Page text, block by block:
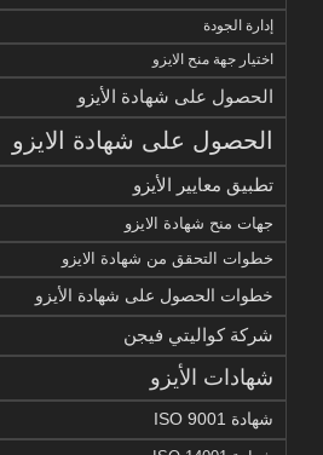
إدارة الجودة
اختيار جهة منح الايزو
الحصول على شهادة الأيزو
الحصول على شهادة الايزو
تطبيق معايير الأيزو
جهات منح شهادة الايزو
خطوات التحقق من شهادة الايزو
خطوات الحصول على شهادة الأيزو
شركة كواليتي فيجن
شهادات الأيزو
شهادة ISO 9001